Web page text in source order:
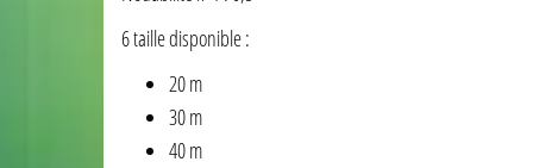
6 taille disponible :
20 m
30 m
40 m